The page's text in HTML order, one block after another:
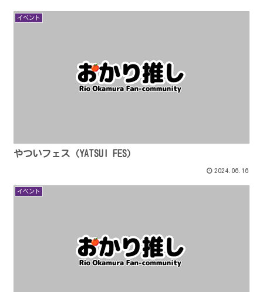
イベント
やついフェス（YATSUI FES）
2024.06.16
イベント